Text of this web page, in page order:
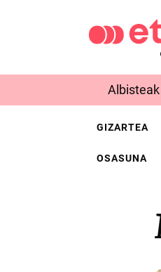
Albisteak
GIZARTEA
OSASUNA